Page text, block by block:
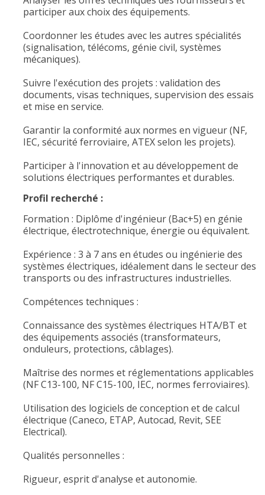
participer aux choix des équipements.
Coordonner les études avec les autres spécialités
(signalisation, télécoms, génie civil, systèmes
mécaniques).
Suivre l'exécution des projets : validation des
documents, visas techniques, supervision des essais
et mise en service.
Garantir la conformité aux normes en vigueur (NF,
IEC, sécurité ferroviaire, ATEX selon les projets).
Participer à l'innovation et au développement de
solutions électriques performantes et durables.
Profil recherché :
Formation : Diplôme d'ingénieur (Bac+5) en génie
électrique, électrotechnique, énergie ou équivalent.
Expérience : 3 à 7 ans en études ou ingénierie des
systèmes électriques, idéalement dans le secteur des
transports ou des infrastructures industrielles.
Compétences techniques :
Connaissance des systèmes électriques HTA/BT et
des équipements associés (transformateurs,
onduleurs, protections, câblages).
Maîtrise des normes et réglementations applicables
(NF C13-100, NF C15-100, IEC, normes ferroviaires).
Utilisation des logiciels de conception et de calcul
électrique (Caneco, ETAP, Autocad, Revit, SEE
Electrical).
Qualités personnelles :
Rigueur, esprit d'analyse et autonomie.